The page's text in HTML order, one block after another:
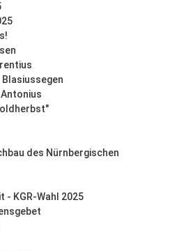
des Nürnbergischen
- KGR-Wahl 2025